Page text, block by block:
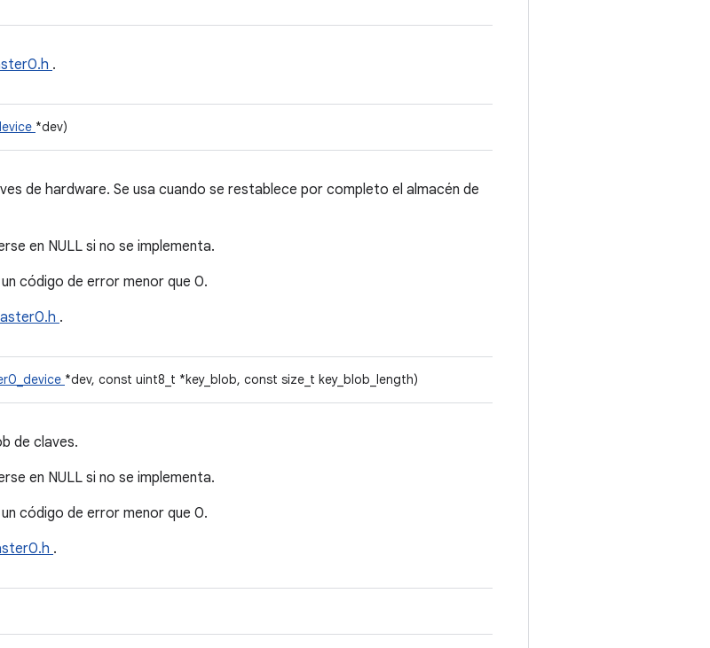
.
*dev)
de hardware. Se usa cuando se restablece por completo el almacén de
en NULL si no se implementa.
código de error menor que 0.
.
*dev, const uint8_t *key_blob, const size_t key_blob_length)
de claves.
en NULL si no se implementa.
código de error menor que 0.
.